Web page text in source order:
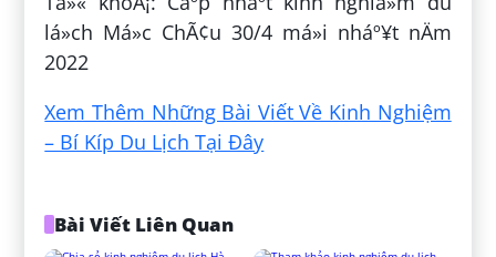
lá»ch Má»c ChÃ¢u 30/4 má»i nháº¥t nÄm
2022
Xem Thêm Những Bài Viết Về Kinh Nghiệm
– Bí Kíp Du Lịch Tại Đây
Bài Viết Liên Quan